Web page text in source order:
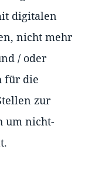
digitalen
nicht mehr
/ oder
für die
zur
um nicht-